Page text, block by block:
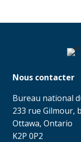
Nous contacter
Bureau national
233 rue Gilmour,
Ottawa, Ontario
K2P 0P2